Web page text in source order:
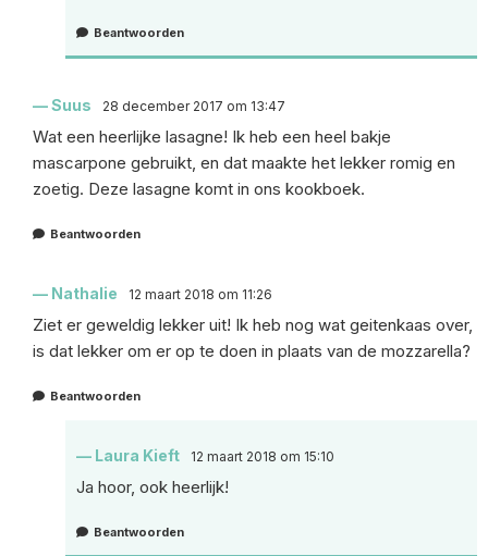
Beantwoorden
Suus 28 december 2017 om 13:47
Wat een heerlijke lasagne! Ik heb een heel bakje
mascarpone gebruikt, en dat maakte het lekker romig en
zoetig. Deze lasagne komt in ons kookboek.
Beantwoorden
Nathalie 12 maart 2018 om 11:26
Ziet er geweldig lekker uit! Ik heb nog wat geitenkaas over,
is dat lekker om er op te doen in plaats van de mozzarella?
Beantwoorden
Laura Kieft 12 maart 2018 om 15:10
Ja hoor, ook heerlijk!
Beantwoorden